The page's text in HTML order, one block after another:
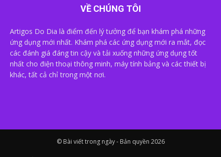
VỀ CHÚNG TÔI
Artigos Do Dia là điểm đến lý tưởng để bạn khám phá những
ứng dụng mới nhất. Khám phá các ứng dụng mới ra mắt, đọc
các đánh giá đáng tin cậy và tải xuống những ứng dụng tốt
nhất cho điện thoại thông minh, máy tính bảng và các thiết bị
khác, tất cả chỉ trong một nơi.
© Bài viết trong ngày - Bản quyền 2026